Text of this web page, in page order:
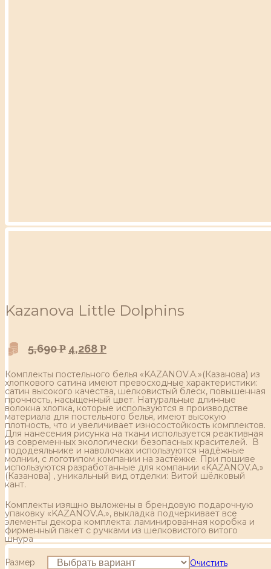
Kazanova Little Dolphins
5,690Р 4,268 Р
Комплекты постельного белья «KAZANOV.A.»(Казанова) из
хлопкового сатина имеют превосходные характеристики:
сатин высокого качества, шелковистый блеск, повышенная
прочность, насыщенный цвет. Натуральные длинные
волокна хлопка, которые используются в производстве
материала для постельного белья, имеют высокую
плотность, что и увеличивает износостойкость комплектов.
Для нанесения рисунка на ткани используется реактивная
из современных экологически безопасных красителей. В
пододеяльнике и наволочках используются надёжные
молнии, с логотипом компании на застёжке. При пошиве
используются разработанные для компании «KAZANOV.A.»
(Казанова) , уникальный вид отделки: Витой шёлковый
кант.
Комплекты изящно выложены в брендовую подарочную
упаковку «KAZANOV.A.», выкладка подчеркивает все
элементы декора комплекта: ламинированная коробка и
фирменный пакет с ручками из шелковистого витого
шнура
Размер Очистить